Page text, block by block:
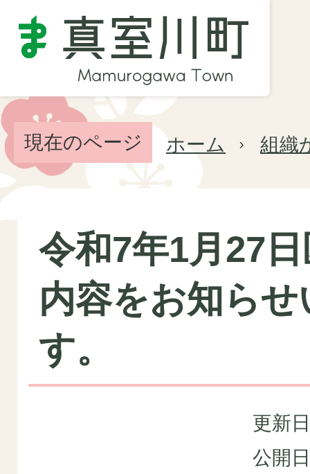
現在のページ ホーム 組織
令和7年1月27
内容をお知ら
す。
更新
公開